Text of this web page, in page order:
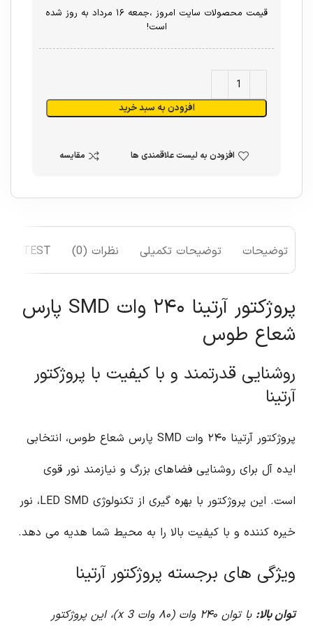
قیمت محصولات سایت امروز ،جمعه ۱۶ مرداد به روز شده
است!
افزودن به سبد خرید
افزودن به لیست علاقمندی ها مقایسه
توضیحات توضیحات تکمیلی نظرات (0) TEST
پروژکتور آرتینا ۲۴۰ وات SMD پارس
شعاع طوس
روشنایی قدرتمند و با کیفیت با پروژکتور
آرتینا
پروژکتور آرتینا ۲۴۰ وات SMD پارس شعاع طوس، انتخابی
ایده آل برای روشنایی فضاهای بزرگ و نیازمند نور قوی
است. این پروژکتور با بهره گیری از تکنولوژی LED SMD، نور
خیره کننده و با کیفیت بالا را به محیط شما هدیه می دهد.
ویژگی های برجسته پروژکتور آرتینا
توان بالا:
با توان ۲۴۰ وات (۸۰ وات x 3)، این پروژکتور